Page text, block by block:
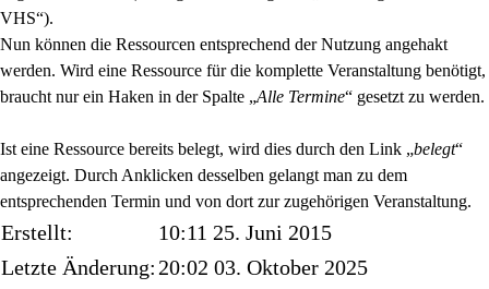
VHS“).
Nun können die Ressourcen entsprechend der Nutzung angehakt
werden. Wird eine Ressource für die komplette Veranstaltung benötigt,
braucht nur ein Haken in der Spalte „Alle Termine“ gesetzt zu werden.
Ist eine Ressource bereits belegt, wird dies durch den Link „belegt“
angezeigt. Durch Anklicken desselben gelangt man zu dem
entsprechenden Termin und von dort zur zugehörigen Veranstaltung.
Erstellt:
10:11 25. Juni 2015
Letzte Änderung: 20:02 03. Oktober 2025